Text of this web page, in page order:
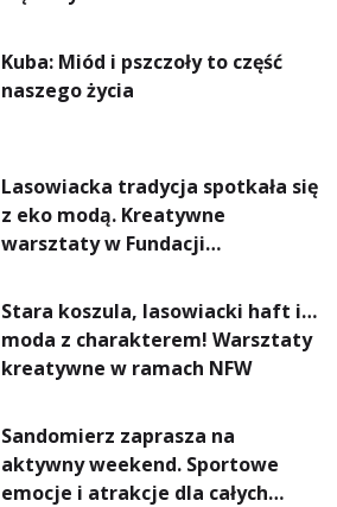
Kuba: Miód i pszczoły to część
naszego życia
Lasowiacka tradycja spotkała się
z eko modą. Kreatywne
warsztaty w Fundacji
Stara koszula, lasowiacki haft i…
moda z charakterem! Warsztaty
kreatywne w ramach NFW
Sandomierz zaprasza na
aktywny weekend. Sportowe
emocje i atrakcje dla całych